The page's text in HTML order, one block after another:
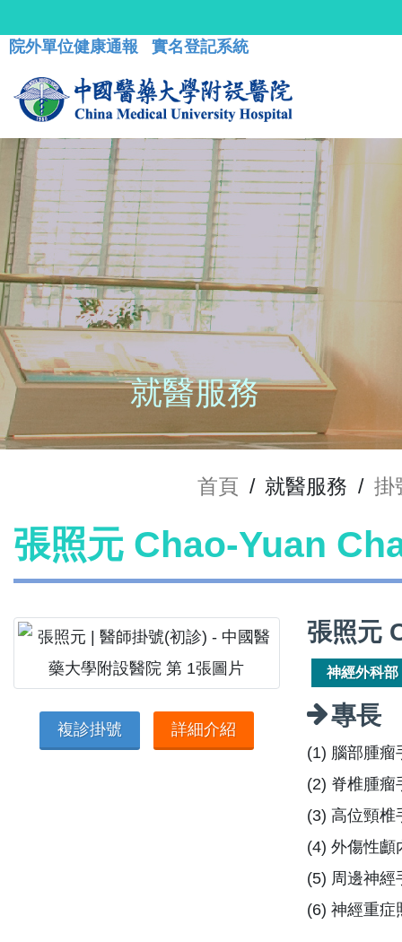
院外單位健康通報 實名登記系統
就醫服務
首頁 / 就醫服務 / 掛
張照元 Chao-Yuan
複診掛號 詳細介紹
張照元
神經外科部
專長
(1) 腦部腫瘤
(2) 脊椎腫瘤
(3) 高位頸椎
(4) 外傷性顱
(5) 周邊神經
(6) 神經重症